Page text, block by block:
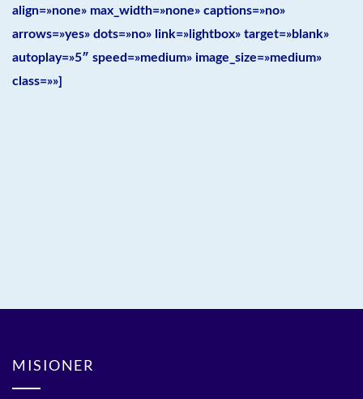
align=»none» max_width=»none» captions=»no»
arrows=»yes» dots=»no» link=»lightbox» target=»blank»
autoplay=»5″ speed=»medium» image_size=»medium»
class=»»]
MISIONER